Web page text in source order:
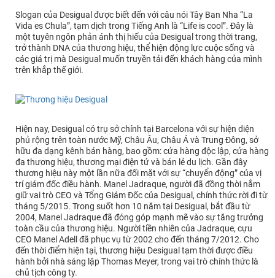
Slogan của Desigual được biết đến với câu nói Tây Ban Nha “La
Vida es Chula”, tạm dịch trong Tiếng Anh là “Life is cool”. Đây là
một tuyên ngôn phản ánh thị hiếu của Desigual trong thời trang,
trở thành DNA của thương hiệu, thể hiện động lực cuộc sống và
các giá trị mà Desigual muốn truyền tải đến khách hàng của mình
trên khắp thế giới.
Hiện nay, Desigual có trụ sở chính tại Barcelona với sự hiện diện
phủ rộng trên toàn nước Mỹ, Châu Âu, Châu Á và Trung Đông, sở
hữu đa dạng kênh bán hàng, bao gồm: cửa hàng độc lập, cửa hàng
đa thương hiệu, thương mại điện tử và bán lẻ du lịch. Gần đây
thương hiệu này một lần nữa đối mặt với sự “chuyển động” của vị
trí giám đốc điều hành. Manel Jadraque, người đã đồng thời nắm
giữ vai trò CEO và Tổng Giám Đốc của Desigual, chính thức rời đi từ
tháng 5/2015. Trong suốt hơn 10 năm tại Desigual, bắt đầu từ
2004, Manel Jadraque đã đóng góp mạnh mẽ vào sự tăng trưởng
toàn cầu của thương hiệu. Người tiền nhiên của Jadraque, cựu
CEO Manel Adell đã phục vụ từ 2002 cho đến tháng 7/2012. Cho
đến thời điểm hiện tại, thương hiệu Desigual tạm thời được điều
hành bởi nhà sáng lập Thomas Meyer, trong vai trò chính thức là
chủ tịch công ty.